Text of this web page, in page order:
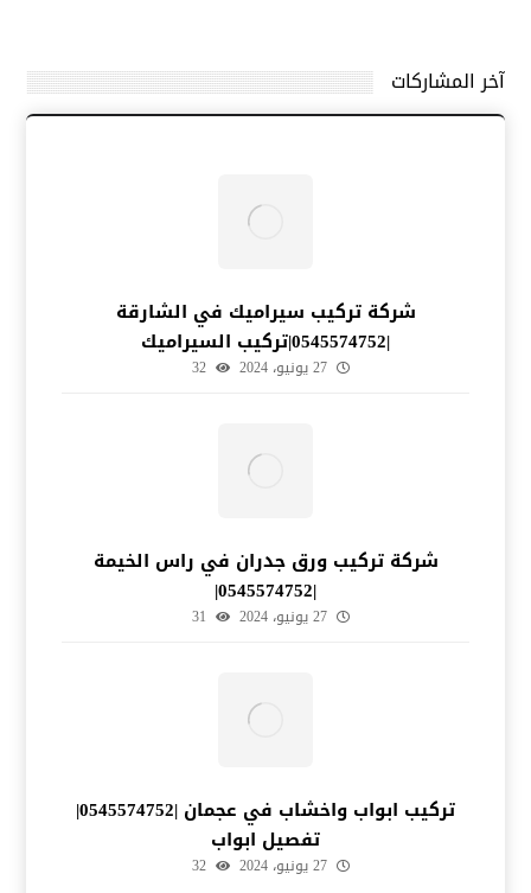
آخر المشاركات
شركة تركيب سيراميك في الشارقة
|0545574752|تركيب السيراميك
27 يونيو، 2024 32
شركة تركيب ورق جدران في راس الخيمة
|0545574752|
27 يونيو، 2024 31
تركيب ابواب واخشاب في عجمان |0545574752|
تفصيل ابواب
27 يونيو، 2024 32